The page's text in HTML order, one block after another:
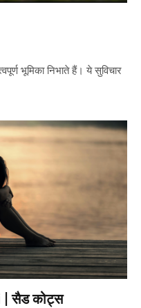
भूमिका निभाते हैं। ये सुविचार
सैड कोट्स